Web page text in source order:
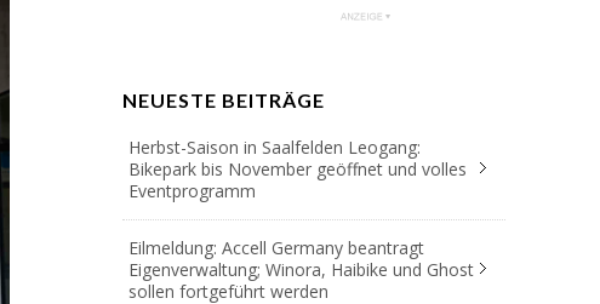
NEUESTE BEITRÄGE
Herbst-Saison in Saalfelden Leogang:
Bikepark bis November geöffnet und volles
Eventprogramm
Eilmeldung: Accell Germany beantragt
Eigenverwaltung; Winora, Haibike und Ghost
sollen fortgeführt werden